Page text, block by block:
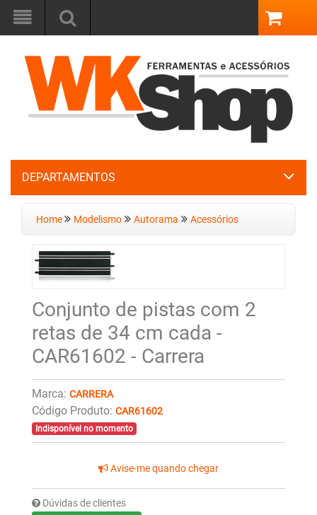
DEPARTAMENTOS
Home Modelismo Autorama Acessórios
Conjunto de pistas com 2
retas de 34 cm cada -
CAR61602 - Carrera
Marca: CARRERA
Código Produto: CAR61602
Indisponível no momento
Avise-me quando chegar
Dúvidas de clientes